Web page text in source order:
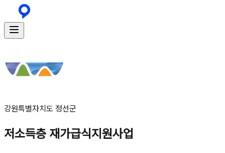
강원특별자치도 정선군
저소득층 재가급식지원사업